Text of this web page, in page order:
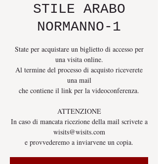
STILE ARABO
NORMANNO-1
State per acquistare un biglietto di accesso per
una visita online.
Al termine del processo di acquisto riceverete
una mail
che contiene il link per la videoconferenza.
ATTENZIONE
In caso di mancata ricezione della mail scrivete a
wisits@wisits.com
e provvederemo a inviarvene un copia.